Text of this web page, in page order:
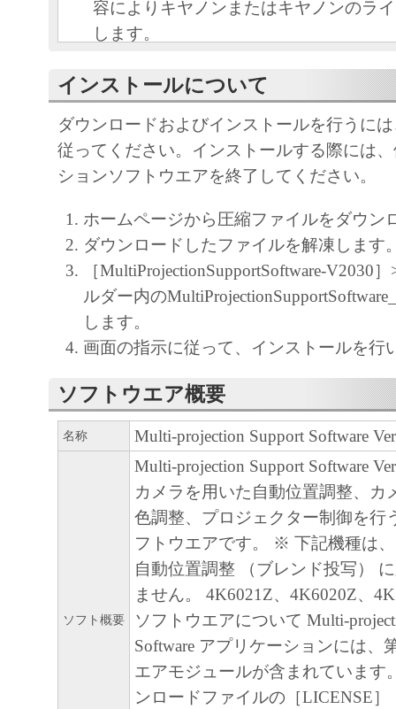
容によりキヤノンまたはキヤノンのラ
します。
といいます。）に対し、本ソフトウェ
独占的権利を許諾します。
ユーザーは、本ソフトウェアの全部ま
改変、リバース・エンジニアリング、
は逆アセンブル等することはできませ
キヤノン、キヤノンマーケティングジ
よびキヤノンのライセンサーは、本ソ
ザーの特定の目的のために適当である
用であること、または本ソフトウェア
と、その他本ソフトウェアに関してい
キヤノン、キヤノンマーケティングジ
よびキヤノンのライセンサーは、本ソ
に付随または関連して生ずる直接的ま
失、損害等について、いかなる場合に
任を負いません。
ユーザーは、日本国政府または該当国
許可等を得ることなしに、本ソフトウ
一部を、直接または間接に輸出しては
インストールについて
ダウンロードおよびインストールを行うに
従ってください。インストールする際には
ションソフトウエアを終了してください。
ホームページから圧縮ファイルをダウン
ダウンロードしたファイルを解凍します
［MultiProjectionSupportSoftware-V2030］
ルダー内の
します。
画面の指示に従って、インストールを行
ソフトウエア概要
名称 Multi-projection Support Software
ソフト概要
Multi-projection Support Software
カメラを用いた自動位置調整、カ
色調整、プロジェクター制御を行
フトウエアです。 ※ 下記機種は
自動位置調整 （ブレンド投写）
ません。 4K6021Z、4K6020Z、
ソフトウエアについて Multi-
Software アプリケーションには、
エアモジュールが含まれています
ンロードファイルの［LICENSE］